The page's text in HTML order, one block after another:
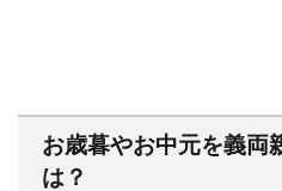
お歳暮やお中元を義両
は？